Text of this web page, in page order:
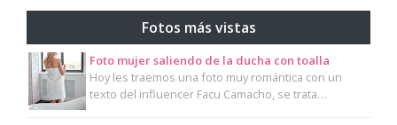
Fotos más vistas
Foto mujer saliendo de la ducha con toalla
Hoy les traemos una foto muy romántica con un
texto del influencer Facu Camacho, se trata…